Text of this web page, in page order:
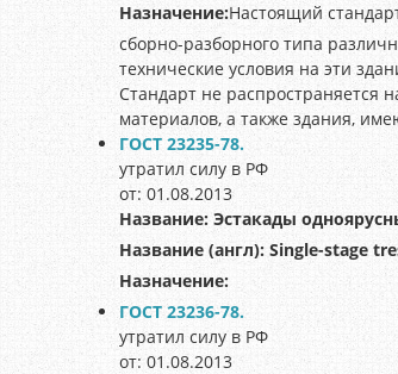
Назначение:Настоящий
сборно-разборного типа
технические условия на эти
Стандарт не распространяется
материалов, а также здания,
ГОСТ 23235-78.
утратил силу в РФ
от: 01.08.2013
Название: Эстакады
Название (англ): Single-stage
Назначение:
ГОСТ 23236-78.
утратил силу в РФ
от: 01.08.2013